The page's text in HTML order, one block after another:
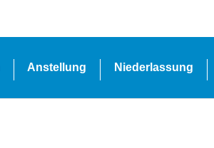
Anstellung Niederlassung